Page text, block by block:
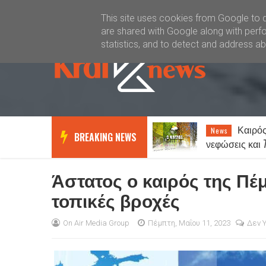
Καλώς ήλθατε Kral News
BREAKING NEWS
Ξάνθη: Έξι συλλήψεις
για παράνομα τυχερά παιχνίδια
News
νεφώσεις και
Άστατος ο καιρός της
τοπικές βροχές
On Air Media Group Πέμπτη, Μαΐου 11, 2023 Δεν
This site uses cookies from Google to
are shared with Google along with
statistics, and to detect and address